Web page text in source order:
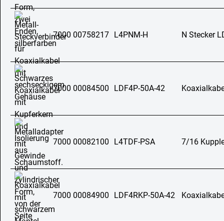
7000 00758217 L4PNM-H N Stecker
7000 00084500 LDF4P-50A-42
7000 00082100 L4TDF-PSA 7/16
7000 00084900 LDF4RKP-50A-42